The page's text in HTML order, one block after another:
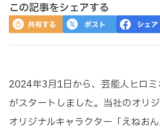
この記事をシェアする
2024年3月1日から、芸能人ヒロ
がスタートしました。当社のオリ
オリジナルキャラクター「えねお